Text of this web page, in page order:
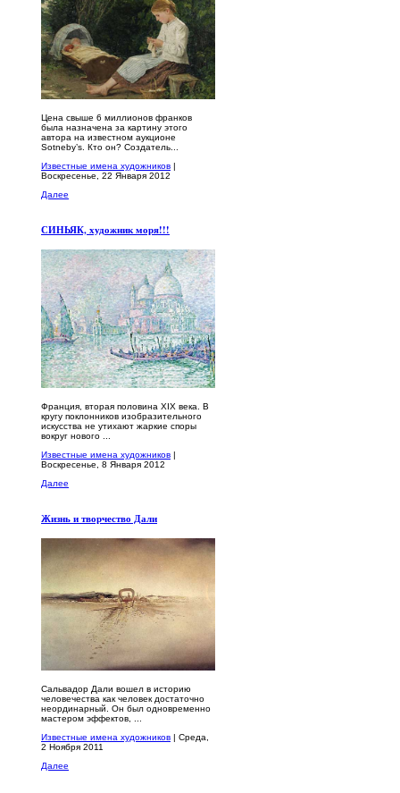
Цена свыше 6 миллионов франков
была назначена за картину этого
автора на известном аукционе
Sotneby’s. Кто он? Создатель...
Известные имена художников |
Воскресенье, 22 Января 2012
Далее
СИНЬЯК, художник моря!!!
Франция, вторая половина XIX века. В
кругу поклонников изобразительного
искусства не утихают жаркие споры
вокруг нового ...
Известные имена художников |
Воскресенье, 8 Января 2012
Далее
Жизнь и творчество Дали
Сальвадор Дали вошел в историю
человечества как человек достаточно
неординарный. Он был одновременно
мастером эффектов, ...
Известные имена художников | Среда,
2 Ноября 2011
Далее